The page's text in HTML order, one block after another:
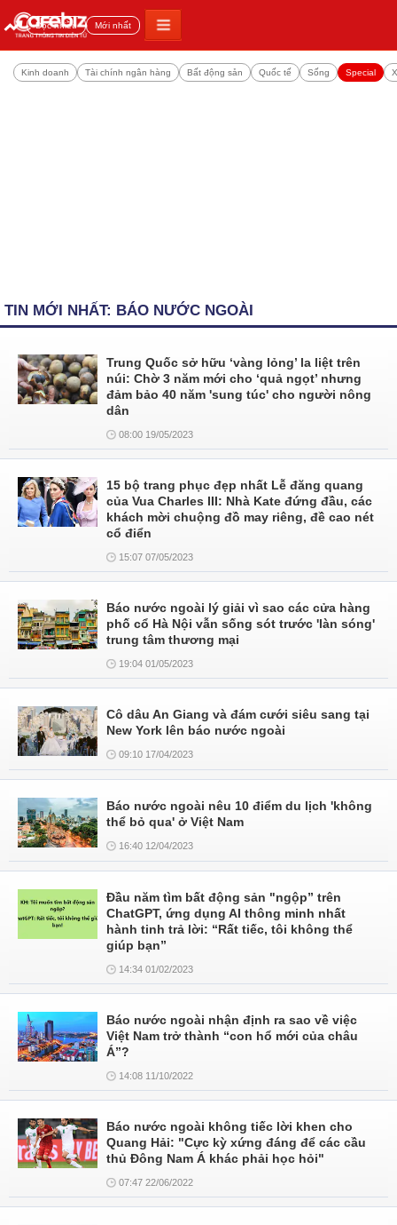
Đọc nhiều Mới nhất
Kinh doanh Tài chính ngân hàng Bất động sản Quốc tế Sống Special
TIN MỚI NHẤT: BÁO NƯỚC NGOÀI
Trung Quốc sở hữu ‘vàng lỏng’ la liệt trên
núi: Chờ 3 năm mới cho ‘quả ngọt’ nhưng
đảm bảo 40 năm 'sung túc' cho người nông
dân
08:00 19/05/2023
15 bộ trang phục đẹp nhất Lễ đăng quang
của Vua Charles III: Nhà Kate đứng đầu, các
khách mời chuộng đồ may riêng, đề cao nét
cổ điển
15:07 07/05/2023
Báo nước ngoài lý giải vì sao các cửa hàng
phố cổ Hà Nội vẫn sống sót trước 'làn sóng'
trung tâm thương mại
19:04 01/05/2023
Cô dâu An Giang và đám cưới siêu sang tại
New York lên báo nước ngoài
09:10 17/04/2023
Báo nước ngoài nêu 10 điểm du lịch 'không
thể bỏ qua' ở Việt Nam
16:40 12/04/2023
Đầu năm tìm bất động sản "ngộp” trên
ChatGPT, ứng dụng AI thông minh nhất
hành tinh trả lời: “Rất tiếc, tôi không thể
giúp bạn”
14:34 01/02/2023
Báo nước ngoài nhận định ra sao về việc
Việt Nam trở thành “con hổ mới của châu
Á”?
14:08 11/10/2022
Báo nước ngoài không tiếc lời khen cho
Quang Hải: "Cực kỳ xứng đáng để các cầu
thủ Đông Nam Á khác phải học hỏi"
07:47 22/06/2022